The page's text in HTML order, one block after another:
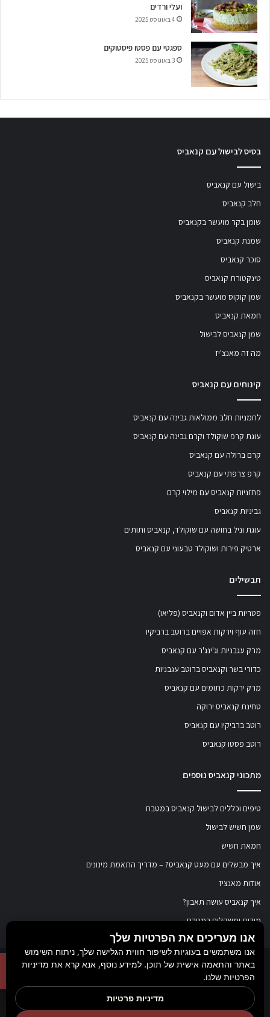
ועלי ורדים
4 באוגוסט 2025
ספגטי עם פסטו פיסטוקים
3 באוגוסט 2025
בסיס לבישול עם קנאביס
בישול עם קנאביס
חלב קנאביס
שומן בקר מועשר בקנאביס
שמנת קנאביס
סוכר קנאביס
טינקטורת קנאביס
שמן קוקוס מועשר בקנאביס
חמאת קנאביס
שמן קנאביס לבישול
מה זה מאנצ'יז
קינוחים עם קנאביס
לחמניות חלב ממולאות גבינה עם קנאביס
עוגת קרפ שוקולד וקרם גבינה עם קנאביס
קרם ברולה עם קנאביס
קרפ צרפתי עם קנאביס
פחזניות קנאביס עם מילוי קרם
גביניות קנאביס
עוגת וניל בחושה עם שוקולד, קנאביס ותותים
ארטיק פירות ושוקולד טבעוני עם קנאביס
תבשילים
פטריות ביין אדום וקנאביס (פליאו)
חזה עוף וירקות אפויים ברוטב ברביקיו
מרק עגבניות וג'ינג'ר עם קנאביס
כדורי בשר וקנאביס ברוטב עגבניות
מרק ירקות כתומים עם קנאביס
טחינת קנאביס ירוקה
רוטב ברביקיו עם קנאביס
רוטב פסטו קנאביס
מתכוני קנאביס נוספים
טיפים וכללים לבישול קנאביס במטבח
שמן חשיש לבישול
חמאת חשיש
איך מבשלים עם מעט קנאביס? – מדריך התאמת מינונים
אודות מאנציז
איך קנאביס עושה תאבון?
מידות ומשקלים במטבח
© כל הזכויות שמורות למאנציז
, 2017-2026. אין במידע באתר זה תחליף להוועצות עם
רופא או רוקח בטרם רכישת תכשיר והתחלת הטיפול בו. יש לעיין בעלון לצרכן לפני
השימוש בתכשיר. מומלץ להתייעץ עם הרוקח בכל הנוגע למטרות ואופן השימוש,
אנו מעריכים את הפרטיות שלך
אנו משתמשים בעוגיות לשיפור חווית הגלישה שלך, ניתוח השימוש
באתר והתאמה אישית של תוכן. למידע נוסף, אנא קרא את מדיניות
הפרטיות שלנו.
מדיניות פרטיות